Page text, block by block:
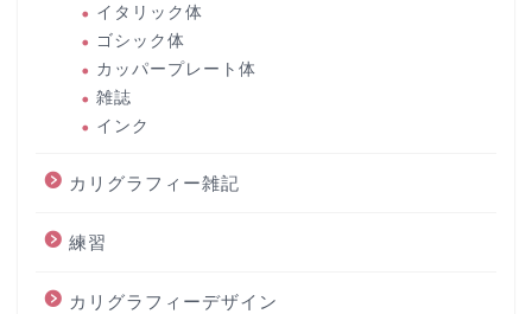
イタリック体
ゴシック体
カッパープレート体
雑誌
インク
カリグラフィー雑記
練習
カリグラフィーデザイン